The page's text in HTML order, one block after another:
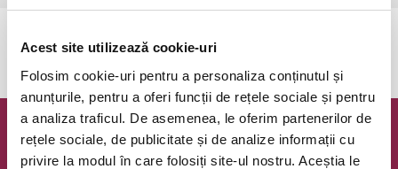
Acest site utilizează cookie-uri
Folosim cookie-uri pentru a personaliza conținutul și
anunțurile, pentru a oferi funcții de rețele sociale și pentru
a analiza traficul. De asemenea, le oferim partenerilor de
rețele sociale, de publicitate și de analize informații cu
privire la modul în care folosiți site-ul nostru. Aceștia le
Evenimentul a expirat.
Newsletter @ Bilete.ro